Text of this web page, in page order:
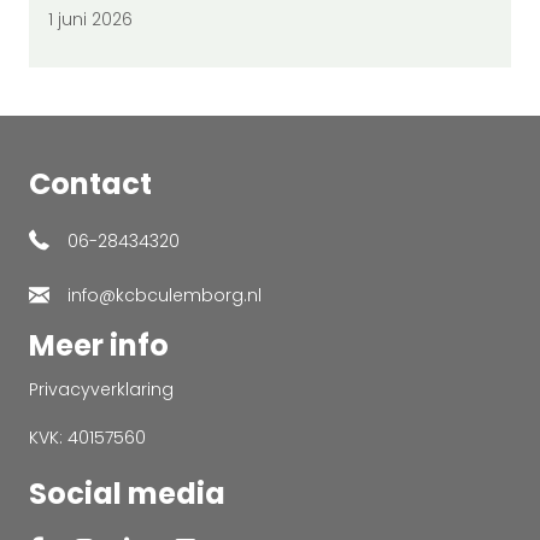
1 juni 2026
Contact
06-28434320
info@kcbculemborg.nl
Meer info
Privacyverklaring
KVK: 40157560
Social media